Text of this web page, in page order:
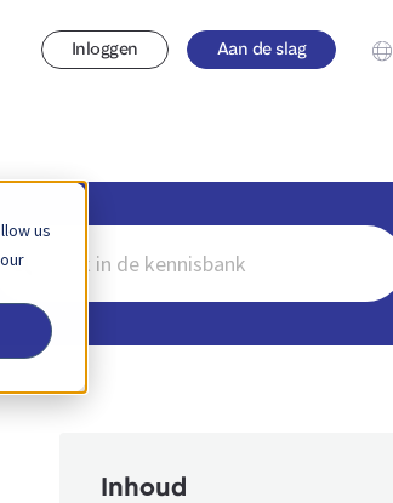
us
Inloggen Aan de slag
Inhoud